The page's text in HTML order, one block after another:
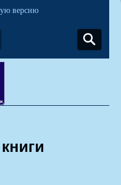
версию